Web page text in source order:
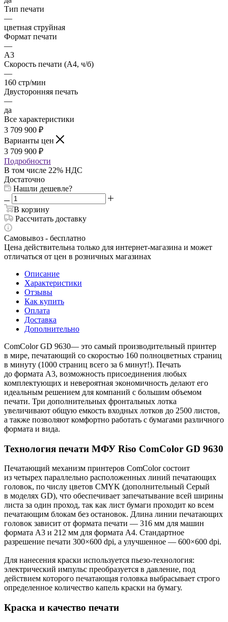
Тип печати
—
цветная струйная
Формат печати
—
A3
Скорость печати (А4, ч/б)
—
160 стр/мин
Двусторонняя печать
—
да
Все характеристики
3 709 900 ₽
Варианты цен
3 709 900 ₽
Подробности
В том числе 22% НДС
Достаточно
Нашли дешевле?
В корзину
Рассчитать доставку
Самовывоз - бесплатно
Цена действительна только для интернет-магазина и может
отличаться от цен в розничных магазинах
Описание
Характеристики
Отзывы
Как купить
Оплата
Доставка
Дополнительно
ComColor GD 9630— это самый производительный принтер
в мире, печатающий со скоростью 160 полноцветных страниц
в минуту (1000 страниц всего за 6 минут!). Печать
до формата А3, возможность присоединения любых
комплектующих и невероятная экономичность делают его
идеальным решением для компаний с большим объемом
печати. Три дополнительных фронтальных лотка
увеличивают общую емкость входных лотков до 2500 листов,
а также позволяют комфортно работать с бумагами различного
формата и вида.
Технология печати МФУ Riso ComColor GD 9630
Печатающий механизм принтеров ComColor состоит
из четырех параллельно расположенных линий печатающих
головок, по числу цветов CMYK (дополнительный Серый
в моделях GD), что обеспечивает запечатывание всей ширины
листа за один проход, так как лист бумаги проходит ко всем
печатающим блокам без остановок. Длина линии печатающих
головок зависит от формата печати — 316 мм для машин
формата А3 и 212 мм для формата А4. Стандартное
разрешение печати 300×600 dpi, а улучшенное — 600×600 dpi.
Для нанесения краски используется пьезо-технология:
электрический импульс преобразуется в давление, под
действием которого печатающая головка выбрасывает строго
определенное количество капель краски на бумагу.
Краска и качество печати